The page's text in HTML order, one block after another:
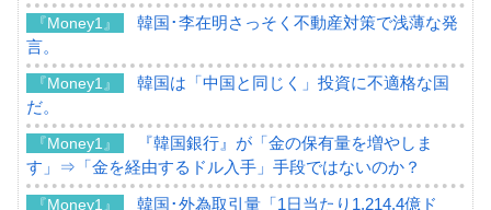
『Money1』
韓国･李在明さっそく不動産対策で浅薄な発
言。
『Money1』
韓国は「中国と同じく」投資に不適格な国
だ。
『Money1』
『韓国銀行』が「金の保有量を増やしま
す」⇒「金を経由するドル入手」手段ではないのか？
『Money1』
韓国･外為取引量「1日当たり1,214.4億ド